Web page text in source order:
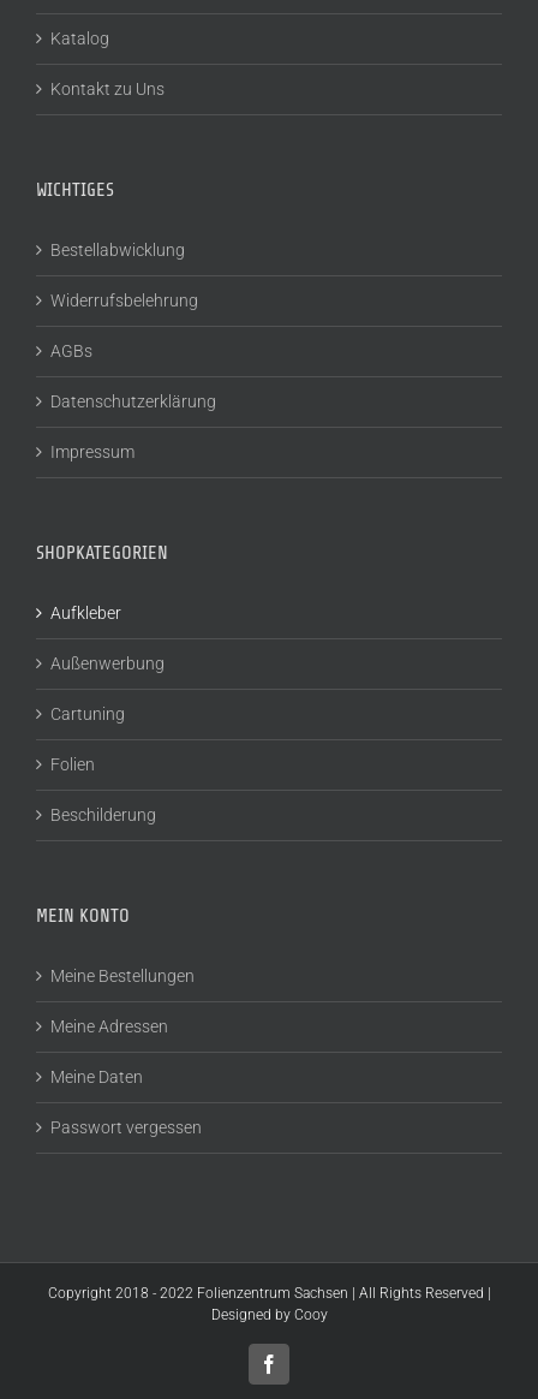
Katalog
Kontakt zu Uns
WICHTIGES
Bestellabwicklung
Widerrufsbelehrung
AGBs
Datenschutzerklärung
Impressum
SHOPKATEGORIEN
Aufkleber
Außenwerbung
Cartuning
Folien
Beschilderung
MEIN KONTO
Meine Bestellungen
Meine Adressen
Meine Daten
Passwort vergessen
Copyright 2018 - 2022 Folienzentrum Sachsen | All Rights Reserved |
Designed by Cooy
Facebook